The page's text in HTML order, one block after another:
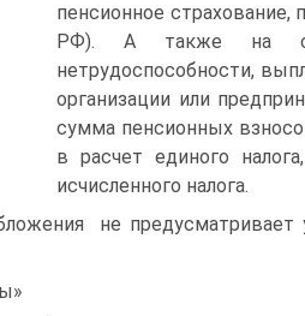
пенсионное
РФ). А также на
нетрудоспособности,
организации или
сумма пенсионных
в расчет единого
исчисленного налога.
не предусматривает